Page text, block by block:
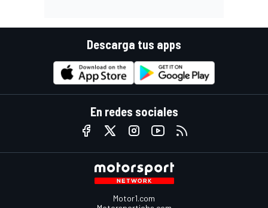
Descarga tus apps
En redes sociales
Motor1.com